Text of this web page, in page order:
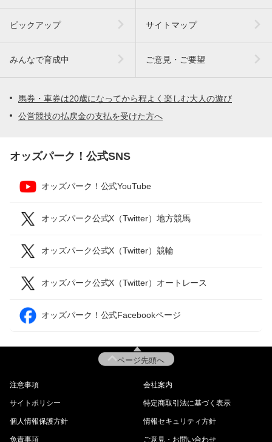
ピックアップ サイトマップ
みんなで育成中 ご意見・ご要望
馬券・車券は20歳になってから程よく楽しむ大人の遊び
公営競技の払戻金の支払を受けた方へ
オッズパーク！公式SNS
オッズパーク！公式YouTube
オッズパーク公式X（Twitter）地方競馬
オッズパーク公式X（Twitter）競輪
オッズパーク公式X（Twitter）オートレース
オッズパーク！公式Facebookページ
ページ先頭へ
注意事項 会社案内
サイトポリシー 特定商取引法に基づく表示
個人情報保護方針 情報セキュリティ方針
免責事項 ご意見・お問い合わせ